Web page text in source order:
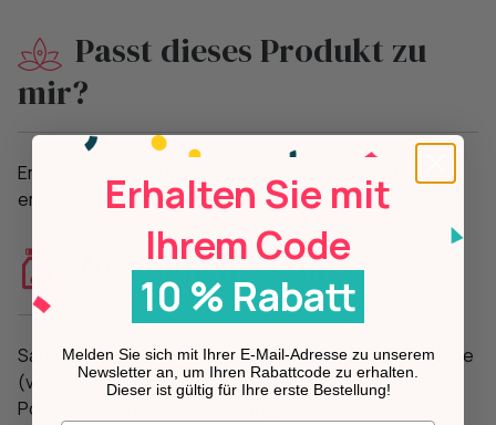
Passt dieses Produkt zu
mir?
Empfohlen bei Neurodermitis, Windelausschlag und
empfindlicher Haut. Für Babys ab 16 kg.
Zusammensetzung
Saugkörper: 100% FSC®- und TCF-zertifizierte Zellulose
(vollständig chlorfrei gebleicht); Superabsorber:
Polyacrylat; Außenvlies: atmungsaktive PE-Folie (aus
Erhalten Sie mit
Ihrem Code
10 % Rabatt
Melden Sie sich mit Ihrer E-Mail-Adresse zu unserem
Newsletter an, um Ihren Rabattcode zu erhalten.
Dieser ist gültig für Ihre erste Bestellung!